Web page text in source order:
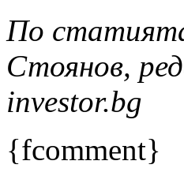
По
Стоянов,
investor.bg
{fcomment}